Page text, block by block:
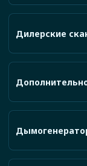
Дилерские